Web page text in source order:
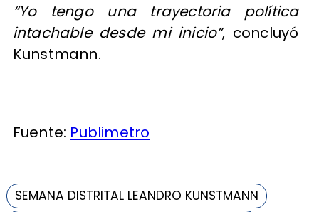
“Yo tengo una trayectoria política
intachable desde mi inicio”, concluyó
Kunstmann.
Fuente: Publimetro
SEMANA DISTRITAL LEANDRO KUNSTMANN